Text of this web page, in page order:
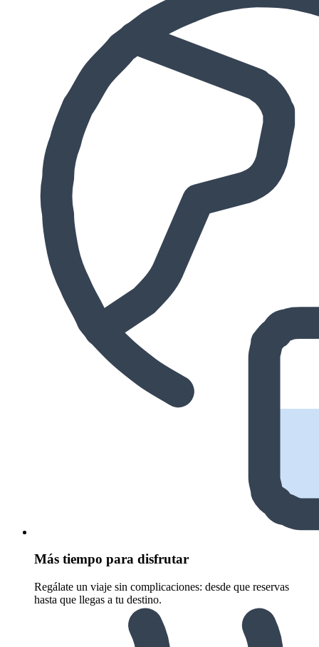
Más tiempo para disfrutar
Regálate un viaje sin complicaciones: desde que reservas
hasta que llegas a tu destino.